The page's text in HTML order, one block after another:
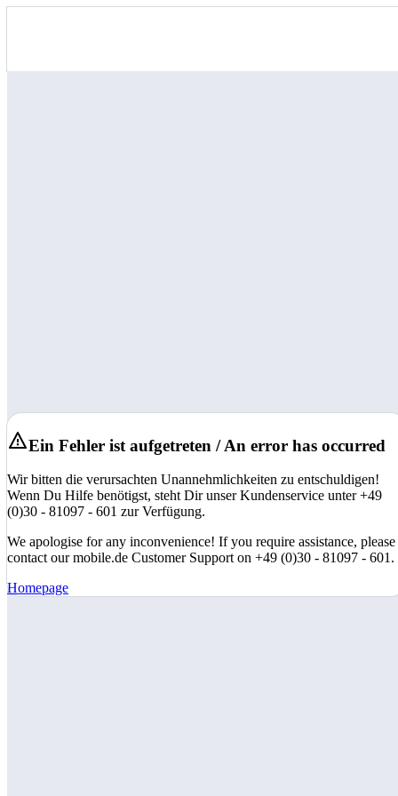
Ein Fehler ist aufgetreten / An error has occurred
Wir bitten die verursachten Unannehmlichkeiten zu entschuldigen!
Wenn Du Hilfe benötigst, steht Dir unser Kundenservice unter +49
(0)30 - 81097 - 601 zur Verfügung.
We apologise for any inconvenience! If you require assistance, please
contact our mobile.de Customer Support on +49 (0)30 - 81097 - 601.
Homepage